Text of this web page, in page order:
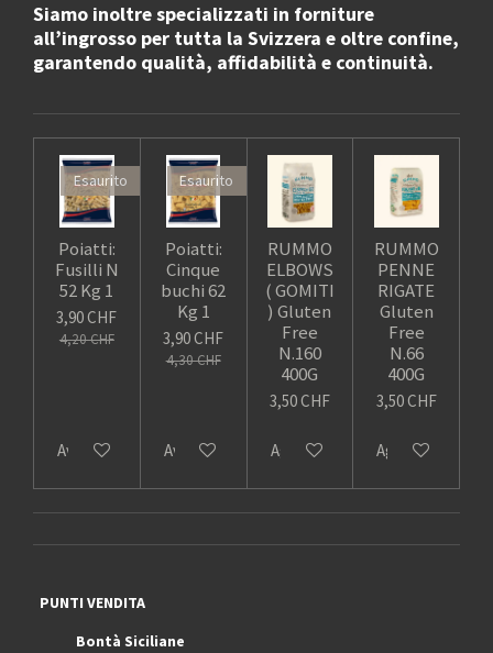
Siamo inoltre specializzati in forniture
all’ingrosso per tutta la Svizzera e oltre confine,
garantendo qualità, affidabilità e continuità.
Esaurito
Poiatti:
Fusilli N
52 Kg 1
3,90 CHF
4,20 CHF
Avvisami quando disponibile
Esaurito
Poiatti:
Cinque
buchi 62
Kg 1
3,90 CHF
4,30 CHF
Avvisami quando disponibile
RUMMO
ELBOWS
( GOMITI
) Gluten
Free
N.160
400G
3,50 CHF
Aggiungi al carrello
RUMMO
PENNE
RIGATE
Gluten
Free
N.66
400G
3,50 CHF
Aggiungi al
PUNTI VENDITA
Bontà Siciliane